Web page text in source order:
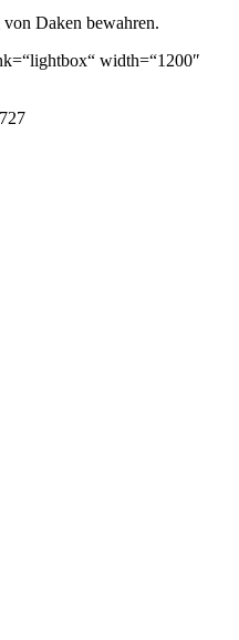
Daken bewahren.
width=“1200″